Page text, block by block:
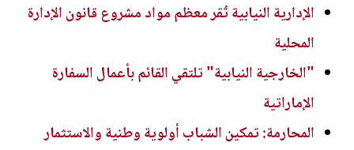
الإدارية النيابية تُقر معظم مواد مشروع قانون الإدارة
المحلية
"الخارجية النيابية" تلتقي القائم بأعمال السفارة
الإماراتية
المحارمة: تمكين الشباب أولوية وطنية والاستثمار